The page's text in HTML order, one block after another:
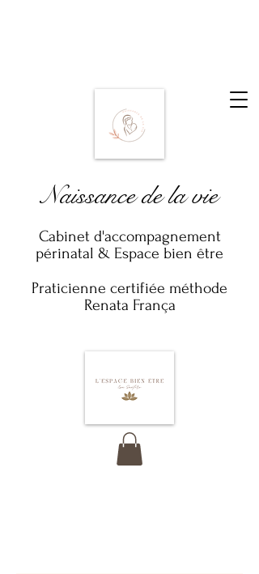
Naissance de la vie
Cabinet d'accompagnement
périnatal & Espace bien être
Praticienne certifiée méthode
Renata França